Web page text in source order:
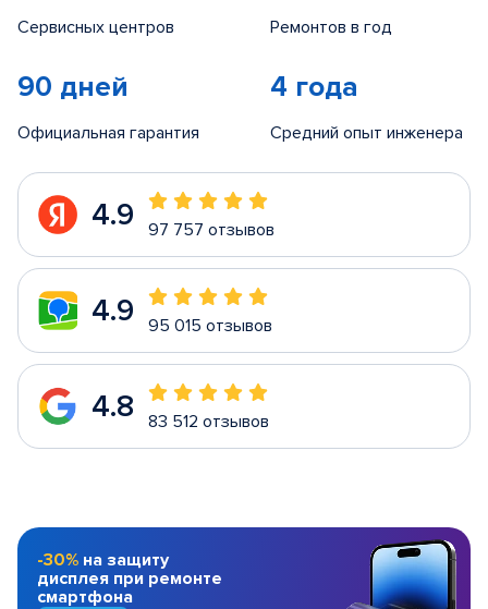
Сервисных центров Ремонтов в год
90 дней
Официальная гарантия
4 года
Средний опыт инженера
4.9 97 757 отзывов
4.9 95 015 отзывов
4.8 83 512 отзывов
-30% на защиту
дисплея при ремонте
смартфона